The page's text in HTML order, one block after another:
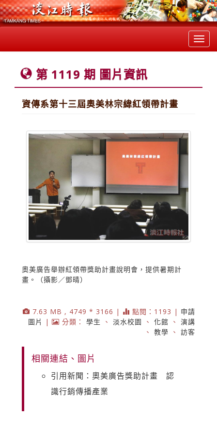
第 1119 期 圖片資訊
資傳系第十三屆奧美林宗緯紅領帶計畫
奧美廣告舉辦紅領帶獎助計畫說明會，提供暑期計
畫。（攝影／鄧晴）
7.63 MB , 4749 * 3166 | 點閱：1193 | 申請
圖片
| 分類： 學生 、 淡水校園 、 化館 、 演講
、 教學 、 訪客
相關連結、圖片
引用新聞：奧美廣告獎助計畫 認
識行銷傳播產業